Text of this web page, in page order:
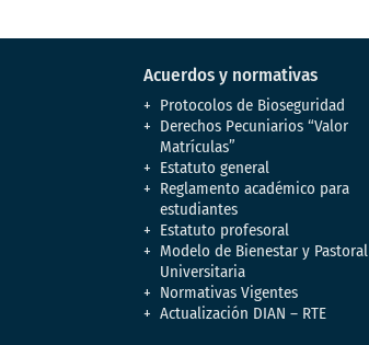
Acuerdos y normativas
Protocolos de Bioseguridad
Derechos Pecuniarios “Valor
Matrículas”
Estatuto general
Reglamento académico para
estudiantes
Estatuto profesoral
Modelo de Bienestar y Pastoral
Universitaria
Normativas Vigentes
Actualización DIAN – RTE